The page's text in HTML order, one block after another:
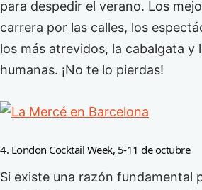
para despedir el verano. Los
carrera por las calles, los
los más atrevidos, la cabalgata y
humanas. ¡No te lo pierdas!
4. London Cocktail Week, 5-11 de octubre
Si existe una razón fundamental